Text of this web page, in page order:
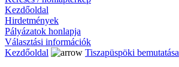
Kezdőoldal
Hirdetmények
Pályázatok honlapja
Választási információk
Kezdőoldal
Tiszapüspöki bemutatása